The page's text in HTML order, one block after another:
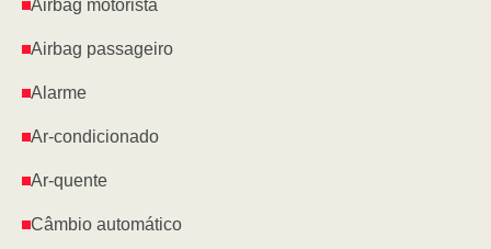
Airbag motorista
Airbag passageiro
Alarme
Ar-condicionado
Ar-quente
Câmbio automático